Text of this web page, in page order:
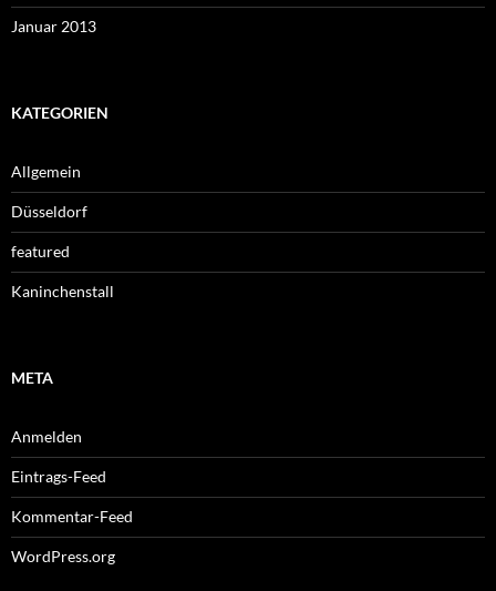
Januar 2013
KATEGORIEN
Allgemein
Düsseldorf
featured
Kaninchenstall
META
Anmelden
Eintrags-Feed
Kommentar-Feed
WordPress.org